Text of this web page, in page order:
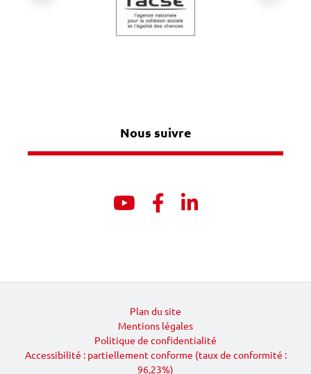
Nous suivre
YoutubeFacebook
Linkedin
Plan du site
Mentions légales
Politique de confidentialité
Accessibilité : partiellement conforme (taux de conformité :
96,23%)